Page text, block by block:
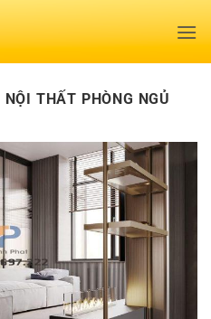
NỘI THẤT PHÒNG NGỦ